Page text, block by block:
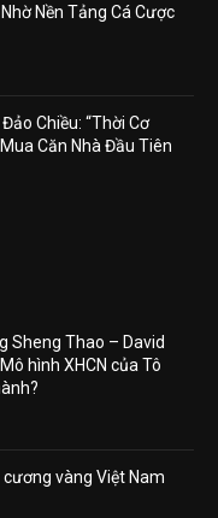
Nền Tảng Cá Cược
Chiều: “Thời Cơ
Căn Nhà Đầu Tiên
Sheng Thao – David
hình XHCN của Tô
vàng Việt Nam